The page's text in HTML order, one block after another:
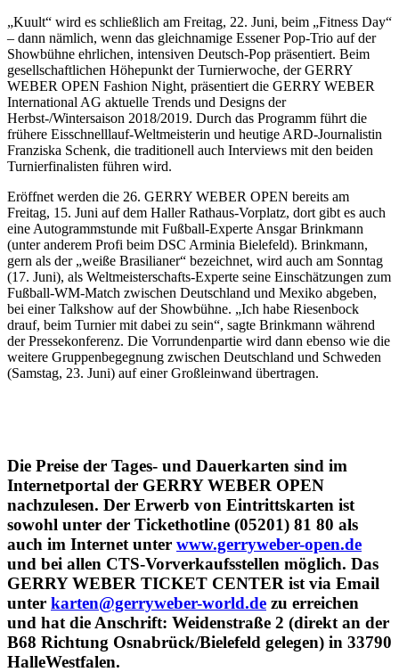
„Kuult“ wird es schließlich am Freitag, 22. Juni, beim „Fitness Day“
– dann nämlich, wenn das gleichnamige Essener Pop-Trio auf der
Showbühne ehrlichen, intensiven Deutsch-Pop präsentiert. Beim
gesellschaftlichen Höhepunkt der Turnierwoche, der GERRY
WEBER OPEN Fashion Night, präsentiert die GERRY WEBER
International AG aktuelle Trends und Designs der
Herbst-/Wintersaison 2018/2019. Durch das Programm führt die
frühere Eisschnelllauf-Weltmeisterin und heutige ARD-Journalistin
Franziska Schenk, die traditionell auch Interviews mit den beiden
Turnierfinalisten führen wird.
Eröffnet werden die 26. GERRY WEBER OPEN bereits am
Freitag, 15. Juni auf dem Haller Rathaus-Vorplatz, dort gibt es auch
eine Autogrammstunde mit Fußball-Experte Ansgar Brinkmann
(unter anderem Profi beim DSC Arminia Bielefeld). Brinkmann,
gern als der „weiße Brasilianer“ bezeichnet, wird auch am Sonntag
(17. Juni), als Weltmeisterschafts-Experte seine Einschätzungen zum
Fußball-WM-Match zwischen Deutschland und Mexiko abgeben,
bei einer Talkshow auf der Showbühne. „Ich habe Riesenbock
drauf, beim Turnier mit dabei zu sein“, sagte Brinkmann während
der Pressekonferenz. Die Vorrundenpartie wird dann ebenso wie die
weitere Gruppenbegegnung zwischen Deutschland und Schweden
(Samstag, 23. Juni) auf einer Großleinwand übertragen.
Die Preise der Tages- und Dauerkarten sind im
Internetportal der GERRY WEBER OPEN
nachzulesen. Der Erwerb von Eintrittskarten ist
sowohl unter der Tickethotline (05201) 81 80 als
auch im Internet unter www.gerryweber-open.de
und bei allen CTS-Vorverkaufsstellen möglich. Das
GERRY WEBER TICKET CENTER ist via Email
unter karten@gerryweber-world.de zu erreichen
und hat die Anschrift: Weidenstraße 2 (direkt an der
B68 Richtung Osnabrück/Bielefeld gelegen) in 33790
HalleWestfalen.